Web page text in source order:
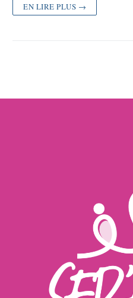
EN LIRE PLUS →